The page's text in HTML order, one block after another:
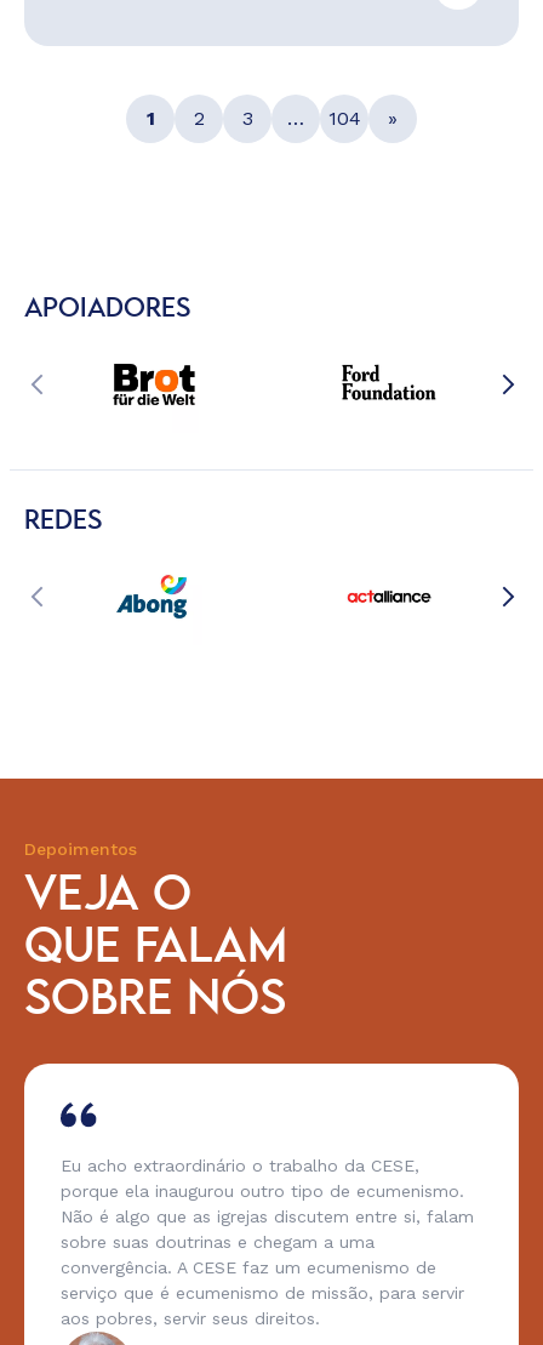
1 2 3 … 104 »
APOIADORES
REDES
Depoimentos
VEJA O
QUE FALAM
SOBRE NÓS
Eu acho extraordinário o trabalho da CESE,
porque ela inaugurou outro tipo de ecumenismo.
Não é algo que as igrejas discutem entre si, falam
sobre suas doutrinas e chegam a uma
convergência. A CESE faz um ecumenismo de
serviço que é ecumenismo de missão, para servir
aos pobres, servir seus direitos.